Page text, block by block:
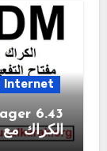
Internet
الكراك مع